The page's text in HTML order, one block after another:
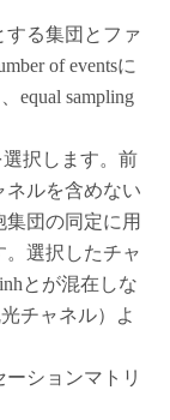
する集団とファ
of eventsに
equal sampling
選択します。前
ネルを含めない
団の同定に用
選択したチャ
とが混在しな
チャネル）よ
ションマトリ